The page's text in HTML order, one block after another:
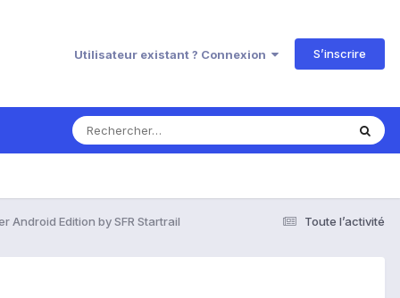
Utilisateur existant ? Connexion S’inscrire
Toute l’activité
Android Edition by SFR Startrail